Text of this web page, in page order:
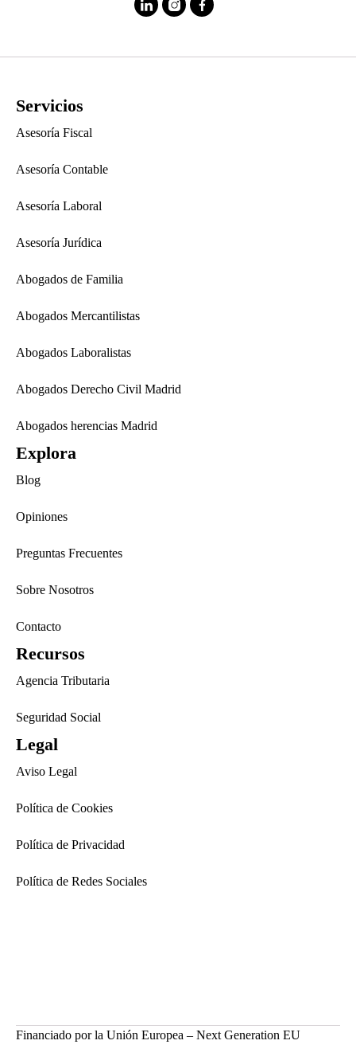
Servicios
Asesoría Fiscal
Asesoría Contable
Asesoría Laboral
Asesoría Jurídica
Abogados de Familia
Abogados Mercantilistas
Abogados Laboralistas
Abogados Derecho Civil Madrid
Abogados herencias Madrid
Explora
Blog
Opiniones
Preguntas Frecuentes
Sobre Nosotros
Contacto
Recursos
Agencia Tributaria
Seguridad Social
Legal
Aviso Legal
Política de Cookies
Política de Privacidad
Política de Redes Sociales
Financiado por la Unión Europea – Next Generation EU